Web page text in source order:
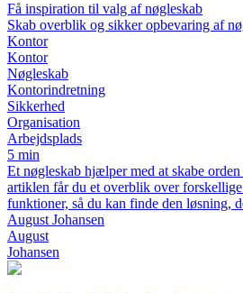
Få inspiration til valg af nøgleskab
Skab overblik og sikker opbevaring af
Kontor
Kontor
Nøgleskab
Kontorindretning
Sikkerhed
Organisation
Arbejdsplads
5 min
Et nøgleskab hjælper med at skabe
artiklen får du et overblik over
funktioner, så du kan finde den løsning,
August Johansen
August
Johansen